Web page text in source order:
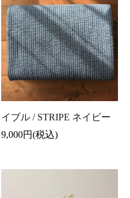
イブル / STRIPE ネイビー
9,000円(税込)